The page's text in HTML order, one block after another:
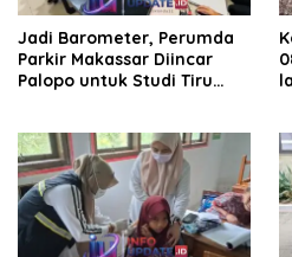
Jadi Barometer, Perumda
Parkir Makassar Diincar
Palopo untuk Studi Tiru